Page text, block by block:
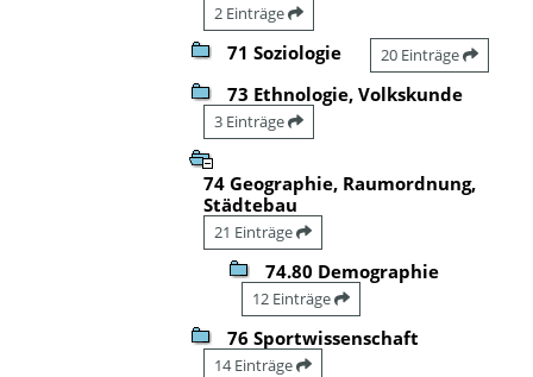
2 Einträge
71 Soziologie 20 Einträge
73 Ethnologie, Volkskunde
3 Einträge
74 Geographie, Raumordnung,
Städtebau
21 Einträge
74.80 Demographie
12 Einträge
76 Sportwissenschaft
14 Einträge